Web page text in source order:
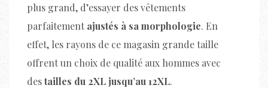
plus grand, d’essayer des vêtements
parfaitement ajustés à sa morphologie. En
effet, les rayons de ce magasin grande taille
offrent un choix de qualité aux hommes avec
destailles du 2XL jusqu’au 12XL.